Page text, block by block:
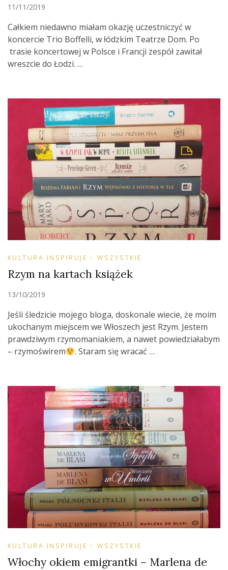
11/11/2019
Całkiem niedawno miałam okazję uczestniczyć w
koncercie Trio Boffelli, w łódzkim Teatrze Dom. Po
trasie koncertowej w Polsce i Francji zespół zawitał
wreszcie do Łodzi. …
KULTURA INSPIRUJE WSZYSTKIE
Rzym na kartach książek
13/10/2019
Jeśli śledzicie mojego bloga, doskonale wiecie, że moim
ukochanym miejscem we Włoszech jest Rzym. Jestem
prawdziwym rzymomaniakiem, a nawet powiedziałabym
– rzymoświrem
. Staram się wracać …
KULTURA INSPIRUJE WSZYSTKIE
Włochy okiem emigrantki – Marlena de